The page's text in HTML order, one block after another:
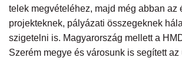
telek megvételéhez, majd még abban az
projekteknek, pályázati összegeknek
szigetelni is. Magyarország mellett a
Szerém megye és városunk is segített az